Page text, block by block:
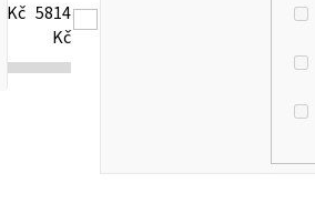
Kč 5814
Kč